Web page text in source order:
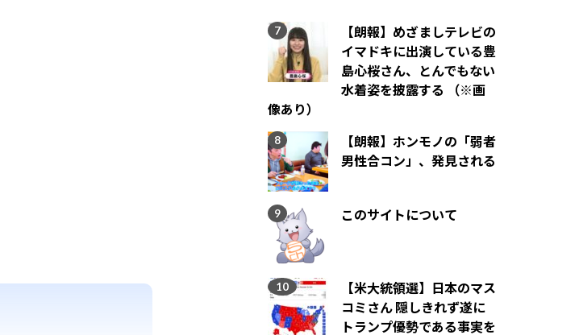
【朗報】めざましテレビの
イマドキに出演している豊
島心桜さん、とんでもない
水着姿を披露する （※画
像あり）
【朗報】ホンモノの「弱者
男性合コン」、発見される
このサイトについて
【米大統領選】日本のマス
コミさん 隠しきれず遂に
トランプ優勢である事実を